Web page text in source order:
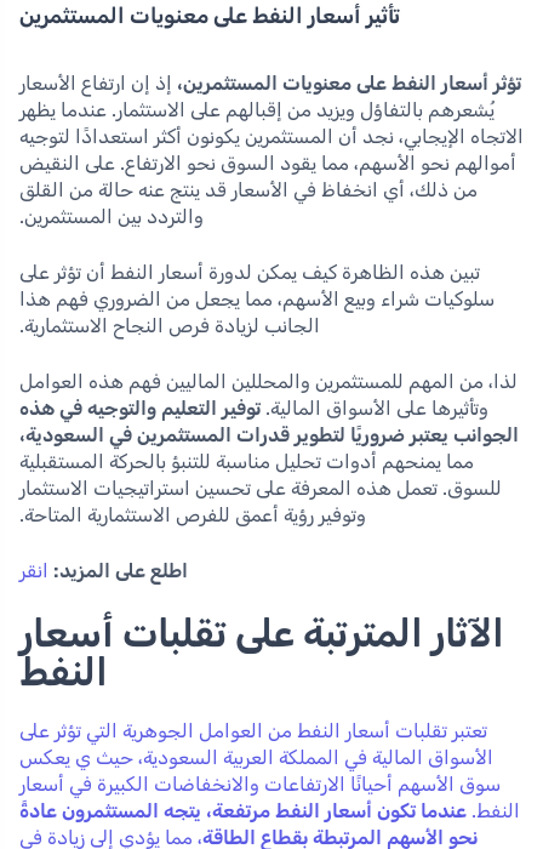
تأثير أسعار النفط على معنويات المستثمرين
تؤثر أسعار النفط على معنويات المستثمرين، إذ إن ارتفاع الأسعار
يُشعرهم بالتفاؤل ويزيد من إقبالهم على الاستثمار. عندما يظهر
الاتجاه الإيجابي، نجد أن المستثمرين يكونون أكثر استعدادًا لتوجيه
أموالهم نحو الأسهم، مما يقود السوق نحو الارتفاع. على النقيض
من ذلك، أي انخفاظ في الأسعار قد ينتج عنه حالة من القلق
والتردد بين المستثمرين.
تبين هذه الظاهرة كيف يمكن لدورة أسعار النفط أن تؤثر على
سلوكيات شراء وبيع الأسهم، مما يجعل من الضروري فهم هذا
الجانب لزيادة فرص النجاح الاستثمارية.
لذا، من المهم للمستثمرين والمحللين الماليين فهم هذه العوامل
وتأثيرها على الأسواق المالية. توفير التعليم والتوجيه في هذه
الجوانب يعتبر ضروريًا لتطوير قدرات المستثمرين في السعودية،
مما يمنحهم أدوات تحليل مناسبة للتنبؤ بالحركة المستقبلية
للسوق. تعمل هذه المعرفة على تحسين استراتيجيات الاستثمار
وتوفير رؤية أعمق للفرص الاستثمارية المتاحة.
اطلع على المزيد: انقر
الآثار المترتبة على تقلبات أسعار
النفط
تعتبر تقلبات أسعار النفط من العوامل الجوهرية التي تؤثر على
الأسواق المالية في المملكة العربية السعودية، حيث ي يعكس
سوق الأسهم أحيانًا الارتفاعات والانخفاضات الكبيرة في أسعار
النفط. عندما تكون أسعار النفط مرتفعة، يتجه المستثمرون عادةً
نحو الأسهم المرتبطة بقطاع الطاقة، مما يؤدي إلى زيادة في